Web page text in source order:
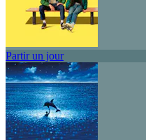
Partir un jour